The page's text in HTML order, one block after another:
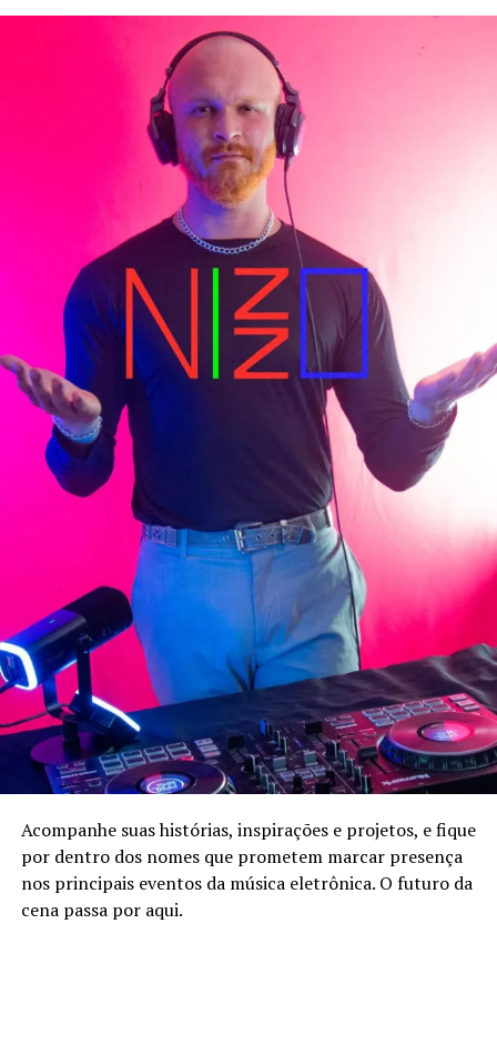
Já no palco do Theatro Municipal, as emoções
continuam com a apresentação do Coral Sabiá, formado
por alunos Academia Estudantil de Letras (AEL) Vinicius
de Moraes (EMEF Prof. Fernando de Azevedo – Vila
Curuçá). “Um Canto para Cada Canto” é o tema da
apresentação regada de músicas que dialogam com
Na sequência, estudantes da AEL Kiusam Oliveira (EMEF
Arquiteto Vilanova Artigas – São Matheus) apresentam
“Brincar de Ler”, esquetes afetivas que envolvem
literatura e música.
E vai ter poesia, trava-línguas, trovas populares,
parlendas e cantigas de roda. O escritor e cordelista
Marco Haurélio, que tem mais de 50 títulos publicados,
a maior parte dedicada à literatura de cordel, sobe ao
palco do Municipal para apresentar o livro “Circo das
Formas”. Sua apresentação, tão esperada, será
acompanhada pelo grupo Balaio de Doi2, formado pelo
autor Paulo Netho e pelo compositor Salatiel Silva. Eles
prometem levantar o público durante essa contação
musicada, e bem engraçada.
Acompanhe suas histórias, inspirações e projetos, e fique
por dentro dos nomes que prometem marcar presença
nos principais eventos da música eletrônica. O futuro da
cena passa por aqui.